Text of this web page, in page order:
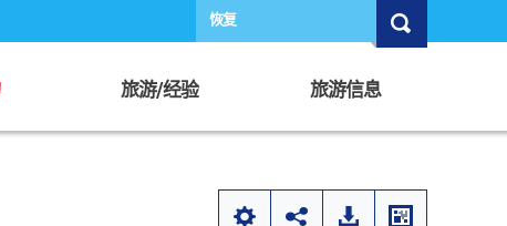
恢复
旅游/经验 旅游信息